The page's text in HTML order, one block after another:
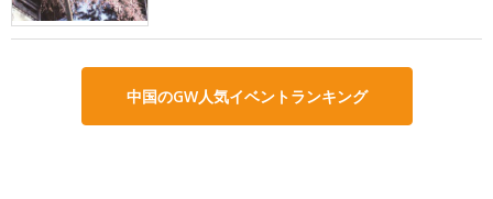
中国のGW人気イベントランキング